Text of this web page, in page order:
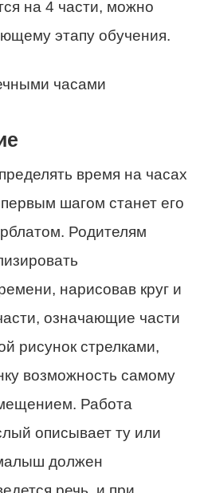
на 4 части, можно
этапу обучения.
время на часах
шагом станет его
Родителям
нарисовав круг и
означающие части
рисунок стрелками,
возможность самому
Работа
описывает ту или
должен